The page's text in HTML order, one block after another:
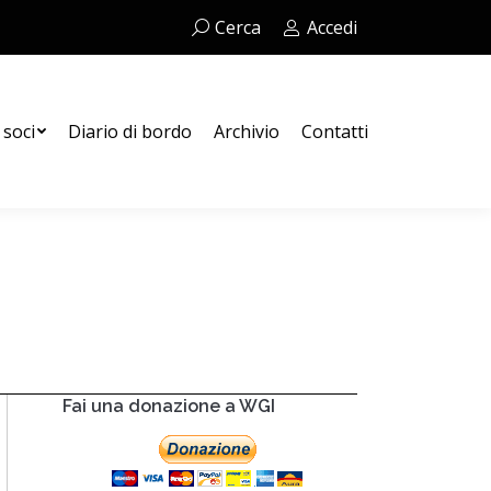
Cerca:Cerca Accedi
Diario di bordo Archivio Contatti
Fai una donazione a WGI
Contatti